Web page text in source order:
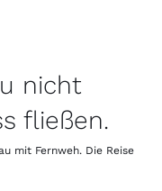
nicht
fließen.
mit Fernweh. Die Reise